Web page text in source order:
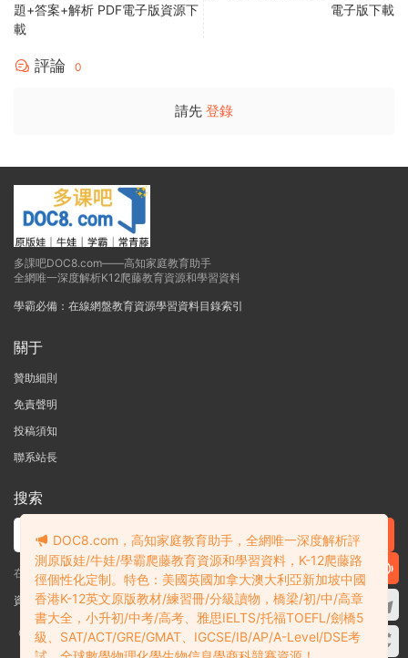
題+答案+解析 PDF電子版資源下
載
電子版下載
評論 0
請先 登錄
多課吧DOC8.com——高知家庭教育助手
全網唯一深度解析K12爬藤教育資源和學習資料
學霸必備：在線網盤教育資源學習資料目錄索引
關于
贊助細則
免責聲明
投稿須知
聯系站長
搜索
在線搜索GK-G12海量英文原版教材/章節書/國際考試/學科競賽資料！
資料失效？沒找到需要的？網站意見建議？請提交工單查看我的工單
Copyright © 2004-2026 多課吧DOC8.com 渝ICP備2022004389号-1
渝公
網安備50010502003111号
DOC8.com，高知家庭教育助手，全網唯一深度解析評
測原版娃/牛娃/學霸爬藤教育資源和學習資料，K-12爬藤路
徑個性化定制。特色：美國英國加拿大澳大利亞新加坡中國
香港K-12英文原版教材/練習冊/分級讀物，橋梁/初/中/高章
書大全，小升初/中考/高考、雅思IELTS/托福TOEFL/劍橋5
級、SAT/ACT/GRE/GMAT、IGCSE/IB/AP/A-Level/DSE考